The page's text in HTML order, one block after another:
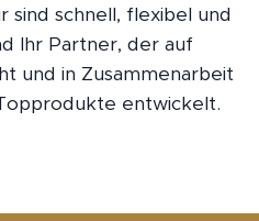
sind schnell, flexibel und
Ihr Partner, der auf
und in Zusammenarbeit
entwickelt.